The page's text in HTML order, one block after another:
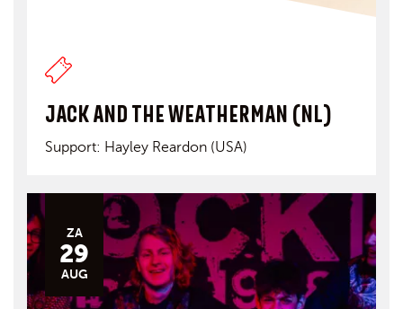
JACK AND THE WEATHERMAN (NL)
Support: Hayley Reardon (USA)
ZA
29
AUG